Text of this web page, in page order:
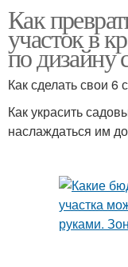
Как
участок в
по дизайну
Как сделать свои
Как украсить
наслаждаться им